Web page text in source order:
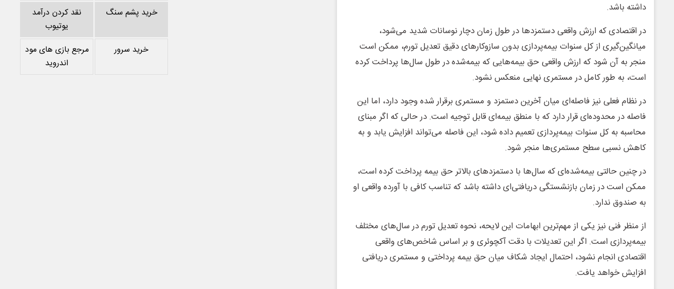
داشته باشد.
در اقتصادی که ارزش واقعی دستمزدها در طول زمان دچار نوسانات شدید می‌شود،
میانگین‌گیری از کل سنوات بیمه‌پردازی بدون سازوکارهای دقیق تعدیل تورم، ممکن است
منجر به آن شود که ارزش واقعی حق بیمه‌هایی که بیمه‌شده در طول سال‌ها پرداخت کرده
است، به طور کامل در مستمری نهایی منعکس نشود.
در نظام فعلی نیز فاصله‌ای میان آخرین دستمزد و مستمری برقرار شده وجود دارد، اما این
فاصله در محدوده‌ای قرار دارد که با منطق بیمه‌ای قابل توجیه است. در حالی که اگر مبنای
محاسبه به کل سنوات بیمه‌پردازی تعمیم داده شود، این فاصله می‌تواند افزایش یابد و به
کاهش نسبی سطح مستمری‌ها منجر شود.
در چنین حالتی بیمه‌شده‌ای که سال‌ها با دستمزدهای بالاتر حق بیمه پرداخت کرده است،
ممکن است در زمان بازنشستگی دریافتی‌ای داشته باشد که تناسب کافی با آورده واقعی او
به صندوق ندارد.
از منظر فنی نیز یکی از مهم‌ترین ابهامات این لایحه، نحوه تعدیل تورم در سال‌های مختلف
بیمه‌پردازی است. اگر این تعدیلات با دقت آکچوئری و بر اساس شاخص‌های واقعی
اقتصادی انجام نشود، احتمال ایجاد شکاف میان حق بیمه پرداختی و مستمری دریافتی
افزایش خواهد یافت.
خرید پشم سنگ
نقد کردن درآمد
یوتیوب
خرید سرور
مرجع بازی های مود
اندروید